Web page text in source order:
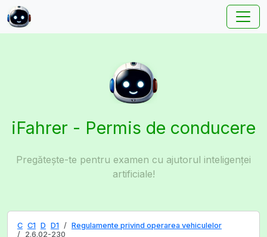
iFahrer - Permis de conducere
Pregătește-te pentru examen cu ajutorul inteligenței
artificiale!
C C1 D D1
Regulamente privind operarea vehiculelor
2.6.02-230